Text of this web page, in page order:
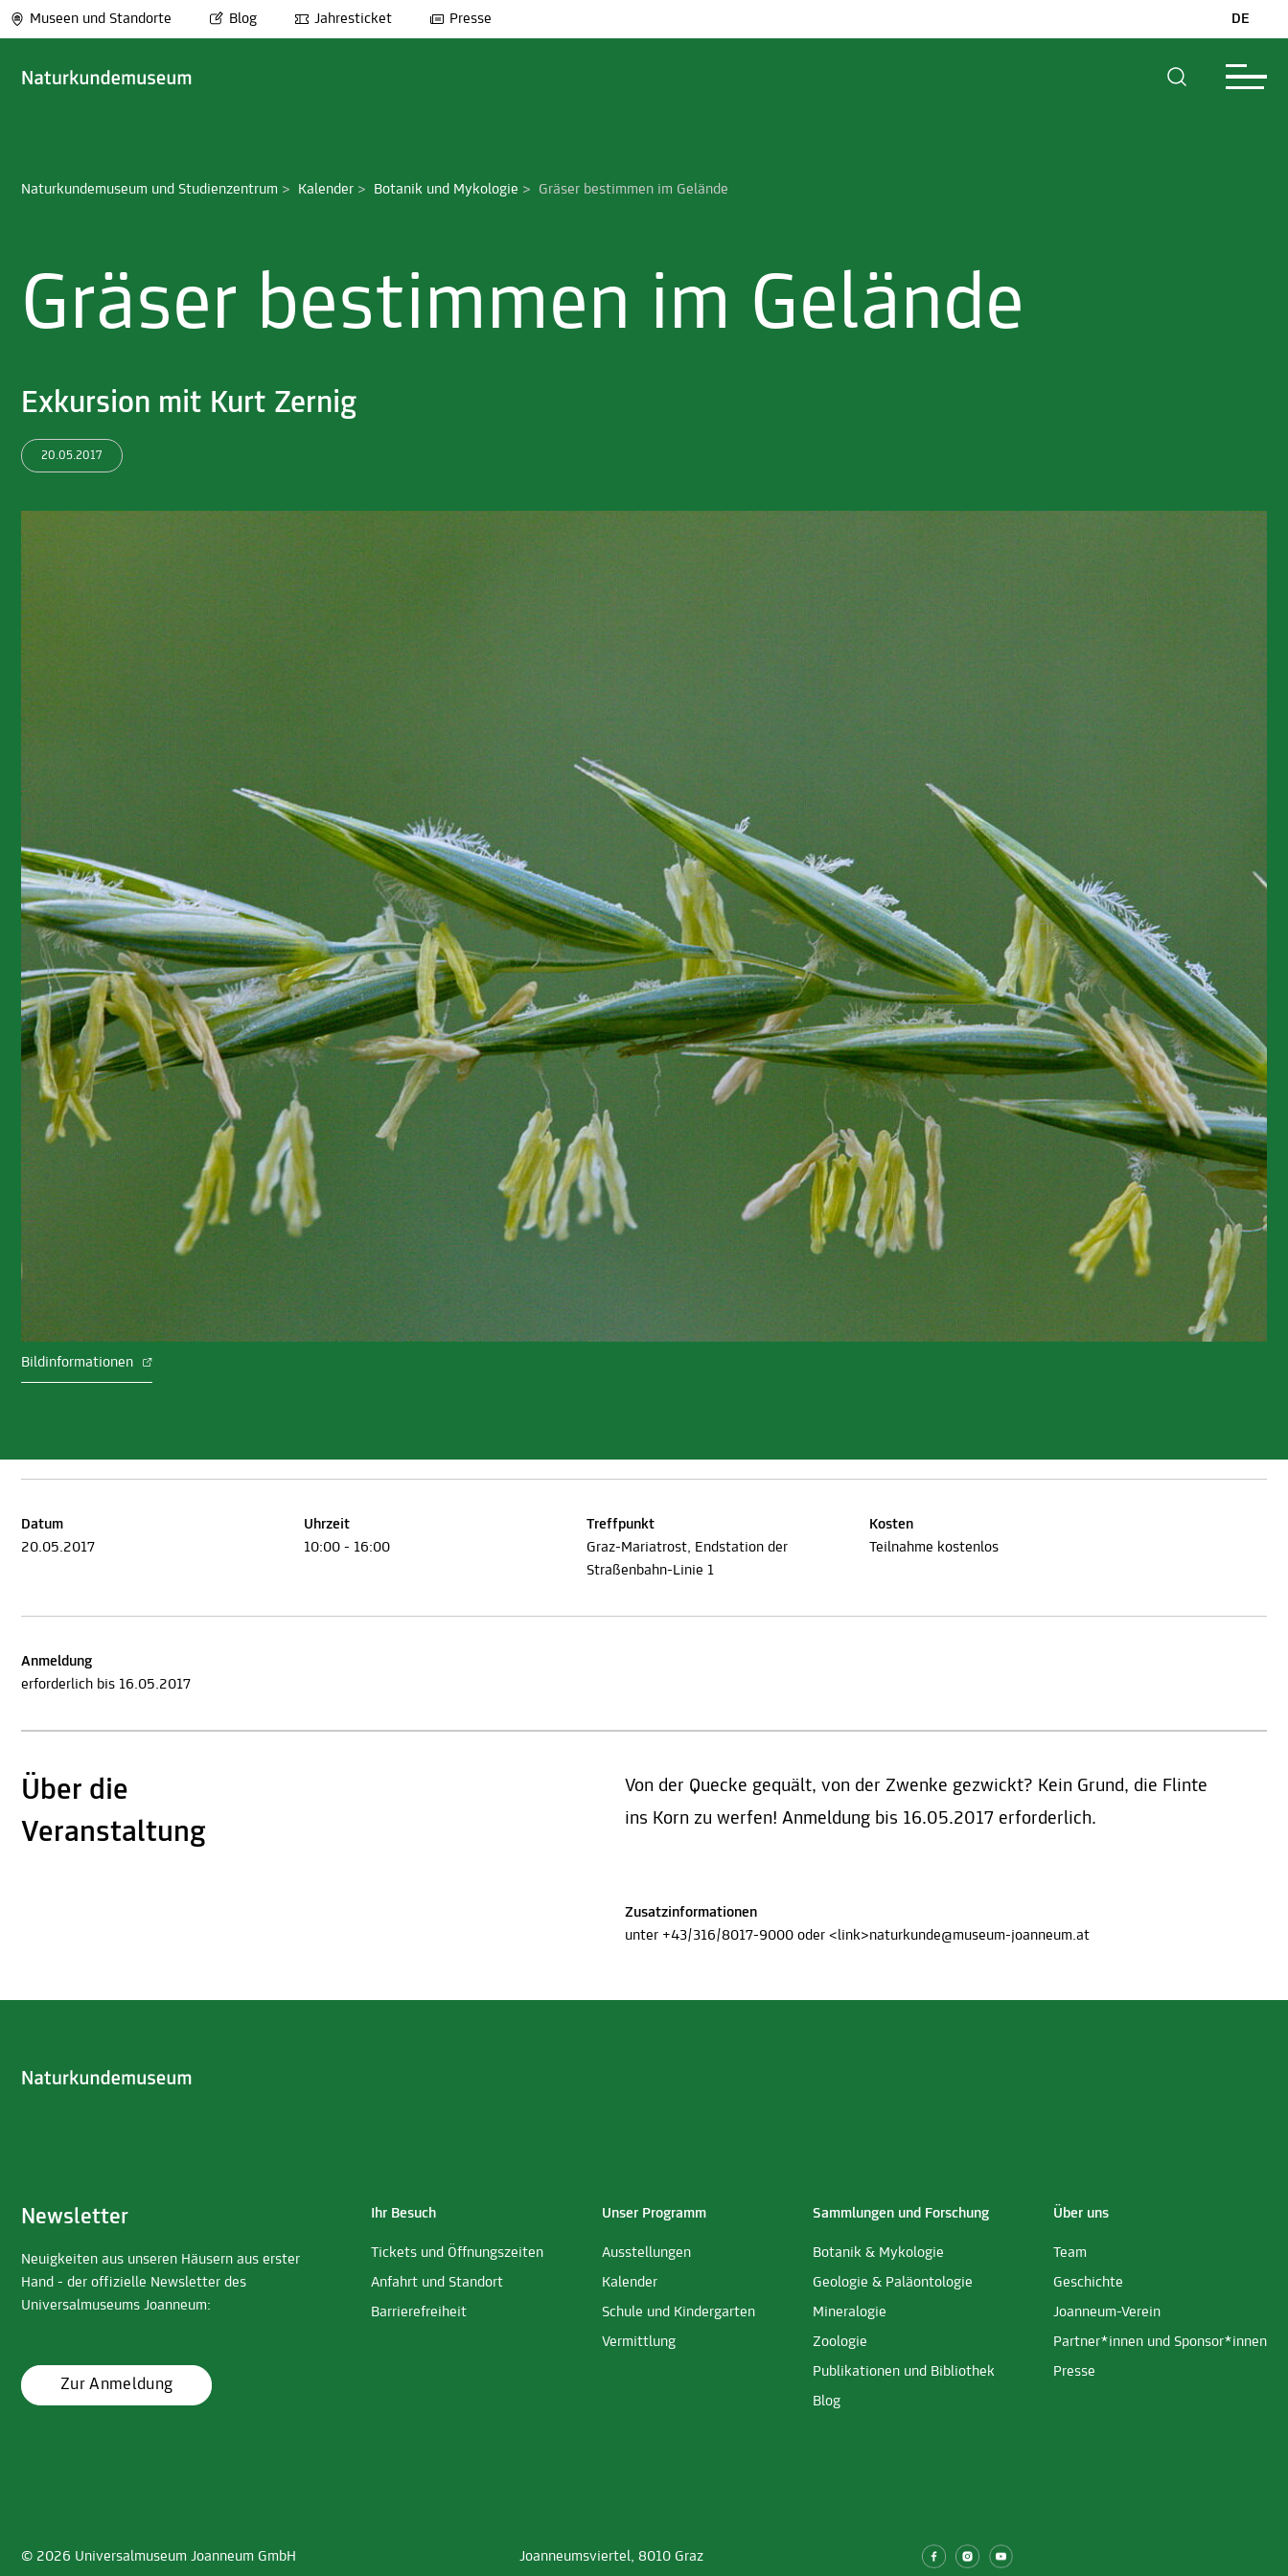
Museen und Standorte Blog Jahresticket Presse DE
Naturkundemuseum und Studienzentrum > Kalender > Botanik und Mykologie > Gräser bestimmen im Gelände
Gräser bestimmen im Gelände
Exkursion mit Kurt Zernig
20.05.2017
Bildinformationen
Datum
20.05.2017
Uhrzeit
10:00 - 16:00
Treffpunkt
Graz-Mariatrost, Endstation der
Straßenbahn-Linie 1
Kosten
Teilnahme kostenlos
Anmeldung
erforderlich bis 16.05.2017
Über die
Veranstaltung
Von der Quecke gequält, von der Zwenke gezwickt? Kein Grund, die Flinte
ins Korn zu werfen! Anmeldung bis 16.05.2017 erforderlich.
Zusatzinformationen
unter +43/316/8017-9000 oder <link>naturkunde@museum-joanneum.at
Newsletter
Neuigkeiten aus unseren Häusern aus erster
Hand - der offizielle Newsletter des
Universalmuseums Joanneum:
Zur Anmeldung
Ihr Besuch
Tickets und Öffnungszeiten
Anfahrt und Standort
Barrierefreiheit
Unser Programm
Ausstellungen
Kalender
Schule und Kindergarten
Vermittlung
Sammlungen und Forschung
Botanik & Mykologie
Geologie & Paläontologie
Mineralogie
Zoologie
Publikationen und Bibliothek
Blog
Über uns
Team
Geschichte
Joanneum-Verein
Partner*innen und Sponsor*innen
Presse
© 2026 Universalmuseum Joanneum GmbH Joanneumsviertel, 8010 Graz